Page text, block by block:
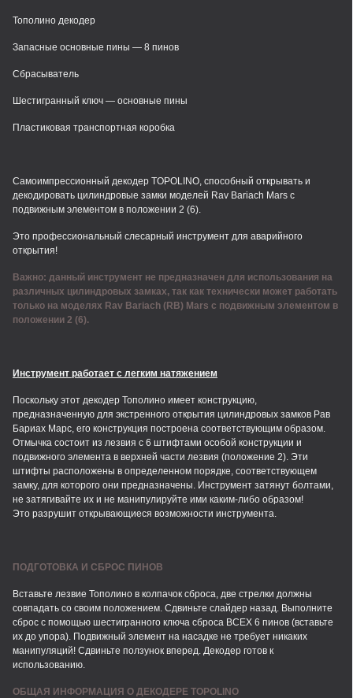
Тополино декодер
Запасные основные пины — 8 пинов
Сбрасыватель
Шестигранный ключ — основные пины
Пластиковая транспортная коробка
Самоимпрессионный декодер TOPOLINO, способный открывать и
декодировать цилиндровые замки моделей Rav Bariach Mars с
подвижным элементом в положении 2 (6).
Это профессиональный слесарный инструмент для аварийного
открытия!
Важно: данный инструмент не предназначен для использования на
различных цилиндровых замках, так как технически может работать
только на моделях Rav Bariach (RB) Mars с подвижным элементом в
положении 2 (6).
Инструмент работает с легким натяжением
Поскольку этот декодер Тополино имеет конструкцию,
предназначенную для экстренного открытия цилиндровых замков Рав
Бариах Марс, его конструкция построена соответствующим образом.
Отмычка состоит из лезвия с 6 штифтами особой конструкции и
подвижного элемента в верхней части лезвия (положение 2). Эти
штифты расположены в определенном порядке, соответствующем
замку, для которого они предназначены. Инструмент затянут болтами,
не затягивайте их и не манипулируйте ими каким-либо образом!
Это разрушит открывающиеся возможности инструмента.
ПОДГОТОВКА И СБРОС ПИНОВ
Вставьте лезвие Тополино в колпачок сброса, две стрелки должны
совпадать со своим положением. Сдвиньте слайдер назад. Выполните
сброс с помощью шестигранного ключа сброса ВСЕХ 6 пинов (вставьте
их до упора). Подвижный элемент на насадке не требует никаких
манипуляций! Сдвиньте ползунок вперед. Декодер готов к
использованию.
ОБЩАЯ ИНФОРМАЦИЯ О ДЕКОДЕРЕ TOPOLINO